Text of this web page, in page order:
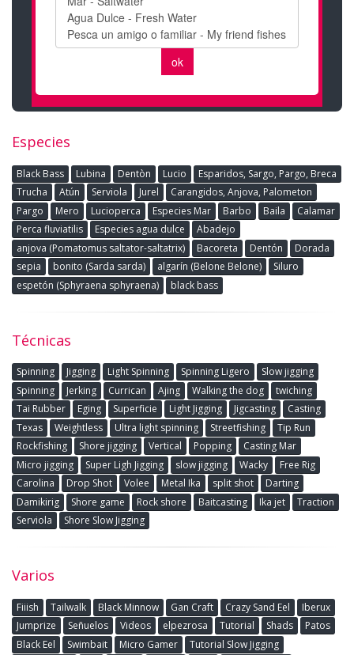
Especies
Black Bass Lubina Dentòn Lucio
Esparidos, Sargo, Pargo, Breca
Trucha
Atún Serviola Jurel
Carangidos, Anjova, Palometon
Pargo
Mero Lucioperca Especies Mar Barbo Baila
Calamar
Perca fluviatilis
Especies agua dulce
Abadejo
anjova (Pomatomus saltator-saltatrix)
Bacoreta Dentón
Dorada
sepia
bonito (Sarda sarda) algarín (Belone Belone)
Siluro
espetón (Sphyraena sphyraena)
black bass
Técnicas
Spinning Jigging Light Spinning Spinning Ligero
Slow jigging
Spinning
Jerking Currican Ajing Walking the dog
twiching
Tai Rubber
Eging Superficie Light Jigging Jigcasting
Casting
Texas
Weightless Ultra light spinning Streetfishing
Tip Run
Rockfishing
Shore jigging Vertical Popping
Casting Mar
Micro jigging
Super Ligh Jigging slow jigging Wacky
Free Rig
Carolina
Drop Shot Volee Metal Ika split shot
Darting
Damikirig
Shore game Rock shore Baitcasting Ika jet
Traction
Serviola
Shore Slow Jigging
Varios
Fiiish Tailwalk Black Minnow Gan Craft Crazy Sand Eel
Iberux
Jumprize
Señuelos Videos elpezrosa Tutorial Shads
Patos
Black Eel
Swimbait Micro Gamer
Tutorial Slow Jigging